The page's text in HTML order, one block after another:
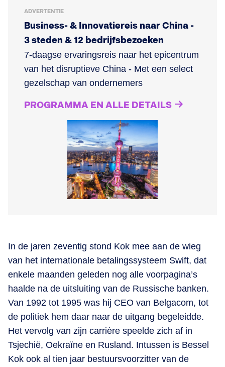
ADVERTENTIE
Business- & Innovatiereis naar China -
3 steden & 12 bedrijfsbezoeken
7-daagse ervaringsreis naar het epicentrum
van het disruptieve China - Met een select
gezelschap van ondernemers
PROGRAMMA EN ALLE DETAILS
In de jaren zeventig stond Kok mee aan de wieg
van het internationale betalingssysteem Swift, dat
enkele maanden geleden nog alle voorpagina’s
haalde na de uitsluiting van de Russische banken.
Van 1992 tot 1995 was hij CEO van Belgacom, tot
de politiek hem daar naar de uitgang begeleidde.
Het vervolg van zijn carrière speelde zich af in
Tsjechië, Oekraïne en Rusland. Intussen is Bessel
Kok ook al tien jaar bestuursvoorzitter van de